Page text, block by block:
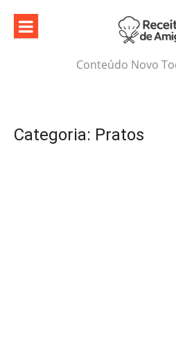
content
Conteúdo Novo
Categoria: Pratos